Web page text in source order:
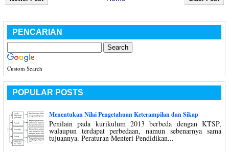
PENCARIAN
Custom Search
POPULAR POSTS
Menentukan Nilai Pengetahuan Keterampilan dan Sikap
Penilain pada kurikulum 2013 berbeda dengan KTSP,
walaupun terdapat perbedaan, namun sebenarnya sama
tujuannya. Peraturan Menteri Pendidikan...